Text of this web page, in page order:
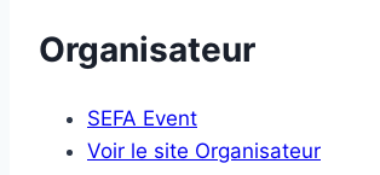
Organisateur
SEFA Event
Voir le site Organisateur